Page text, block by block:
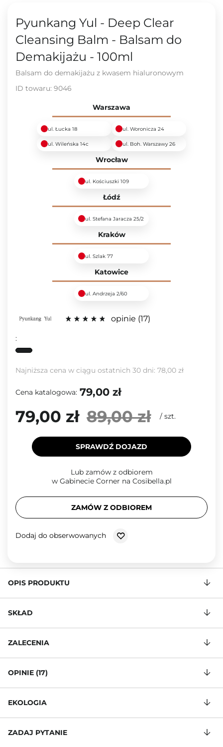
Pyunkang Yul - Deep Clear
Cleansing Balm - Balsam do
Demakijażu - 100ml
Balsam do demakijażu z kwasem hialuronowym
ID towaru: 9046
Warszawa
ul. Łucka 18 ul. Woronicza 24
ul. Wileńska 14c ul. Boh. Warszawy 26
Wrocław
ul. Kościuszki 109
Łódź
ul. Stefana Jaracza 25/2
Kraków
ul. Szlak 77
Katowice
ul. Andrzeja 2/60
opinie 17
:
Najniższa cena w ciągu ostatnich 30 dni: 78,00 zł
Cena katalogowa: 79,00 zł
79,00 zł 89,00 zł / szt.
SPRAWDŹ DOJAZD
Lub zamów z odbiorem
w Gabinecie Corner na Cosibella.pl
ZAMÓW Z ODBIOREM
Dodaj do obserwowanych
OPIS PRODUKTU
SKŁAD
ZALECENIA
OPINIE (17)
EKOLOGIA
ZADAJ PYTANIE